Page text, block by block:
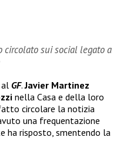
circolato sui social legato a
al GF.Javier Martinez
nella Casa e della loro
circolare la notizia
una frequentazione
ha risposto, smentendo la